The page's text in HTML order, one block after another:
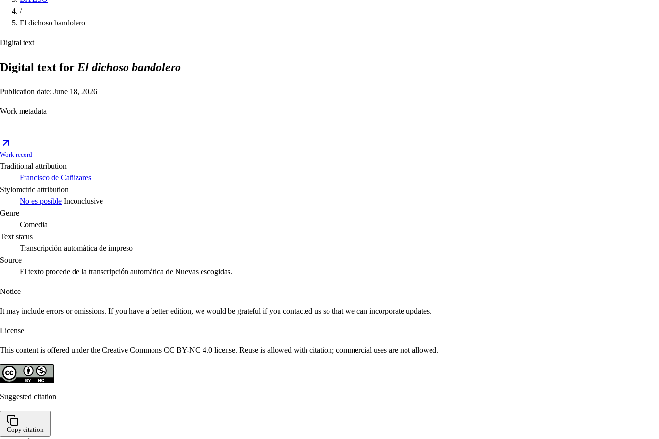
/
El dichoso bandolero
Digital text
Digital text for El dichoso bandolero
Publication date: June 18, 2026
Work metadata
Work record
Traditional attribution
Francisco de Cañizares
Stylometric attribution
No es posible Inconclusive
Genre
Comedia
Text status
Transcripción automática de impreso
Source
El texto procede de la transcripción automática de Nuevas escogidas.
Notice
It may include errors or omissions. If you have a better edition, we would be grateful if you contacted us so that we can incorporate updates.
License
This content is offered under the Creative Commons CC BY-NC 4.0 license. Reuse is allowed with citation; commercial uses are not allowed.
Suggested citation
Copy citation